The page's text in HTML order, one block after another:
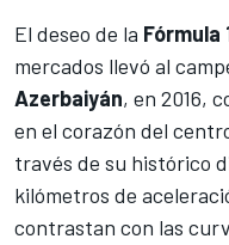
El deseo de la Fórmula
mercados llevó al
Azerbaiyán, en 2016,
en el corazón del
través de su histórico
kilómetros de
contrastan con las